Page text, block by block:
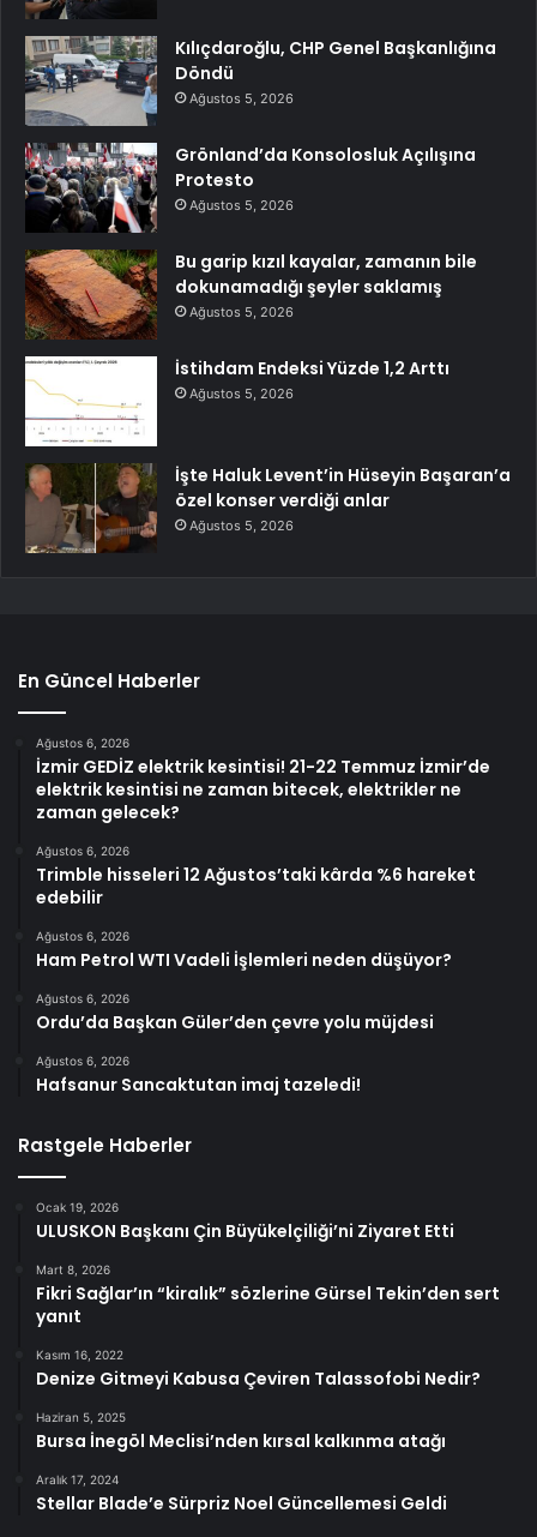
Kılıçdaroğlu, CHP Genel Başkanlığına
Döndü
Ağustos 5, 2026
Grönland’da Konsolosluk Açılışına
Protesto
Ağustos 5, 2026
Bu garip kızıl kayalar, zamanın bile
dokunamadığı şeyler saklamış
Ağustos 5, 2026
İstihdam Endeksi Yüzde 1,2 Arttı
Ağustos 5, 2026
İşte Haluk Levent’in Hüseyin Başaran’a
özel konser verdiği anlar
Ağustos 5, 2026
En Güncel Haberler
Ağustos 6, 2026
İzmir GEDİZ elektrik kesintisi! 21-22 Temmuz İzmir’de
elektrik kesintisi ne zaman bitecek, elektrikler ne
zaman gelecek?
Ağustos 6, 2026
Trimble hisseleri 12 Ağustos’taki kârda %6 hareket
edebilir
Ağustos 6, 2026
Ham Petrol WTI Vadeli İşlemleri neden düşüyor?
Ağustos 6, 2026
Ordu’da Başkan Güler’den çevre yolu müjdesi
Ağustos 6, 2026
Hafsanur Sancaktutan imaj tazeledi!
Rastgele Haberler
Ocak 19, 2026
ULUSKON Başkanı Çin Büyükelçiliği’ni Ziyaret Etti
Mart 8, 2026
Fikri Sağlar’ın “kiralık” sözlerine Gürsel Tekin’den sert
yanıt
Kasım 16, 2022
Denize Gitmeyi Kabusa Çeviren Talassofobi Nedir?
Haziran 5, 2025
Bursa İnegöl Meclisi’nden kırsal kalkınma atağı
Aralık 17, 2024
Stellar Blade’e Sürpriz Noel Güncellemesi Geldi